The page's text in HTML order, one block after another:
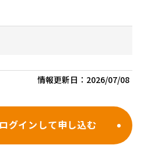
情報更新日： 2026/07/08
グインして申し込む